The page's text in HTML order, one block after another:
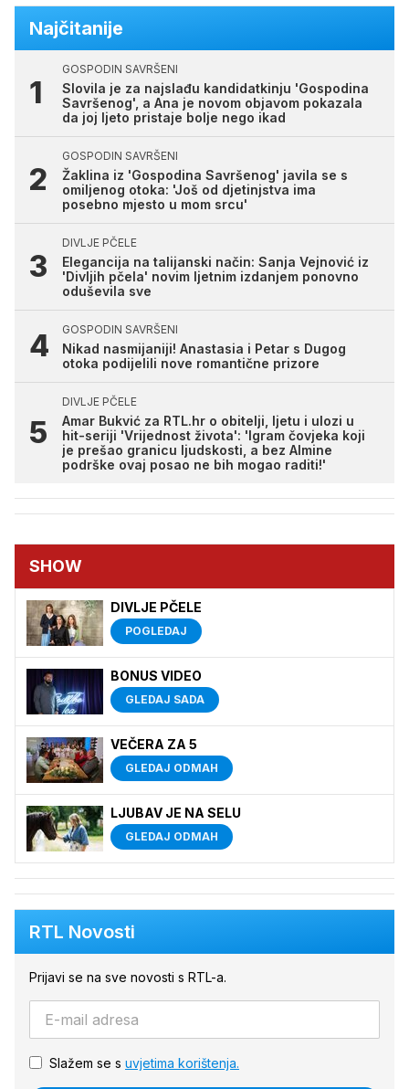
Najčitanije
GOSPODIN SAVRŠENI
Slovila je za najslađu kandidatkinju 'Gospodina
Savršenog', a Ana je novom objavom pokazala
da joj ljeto pristaje bolje nego ikad
GOSPODIN SAVRŠENI
Žaklina iz 'Gospodina Savršenog' javila se s
omiljenog otoka: 'Još od djetinjstva ima
posebno mjesto u mom srcu'
DIVLJE PČELE
Elegancija na talijanski način: Sanja Vejnović iz
'Divljih pčela' novim ljetnim izdanjem ponovno
oduševila sve
GOSPODIN SAVRŠENI
Nikad nasmijaniji! Anastasia i Petar s Dugog
otoka podijelili nove romantične prizore
DIVLJE PČELE
Amar Bukvić za RTL.hr o obitelji, ljetu i ulozi u
hit-seriji 'Vrijednost života': 'Igram čovjeka koji
je prešao granicu ljudskosti, a bez Almine
podrške ovaj posao ne bih mogao raditi!'
SHOW
DIVLJE PČELE
POGLEDAJ
BONUS VIDEO
GLEDAJ SADA
VEČERA ZA 5
GLEDAJ ODMAH
LJUBAV JE NA SELU
GLEDAJ ODMAH
RTL Novosti
Prijavi se na sve novosti s RTL-a.
Slažem se s uvjetima korištenja.